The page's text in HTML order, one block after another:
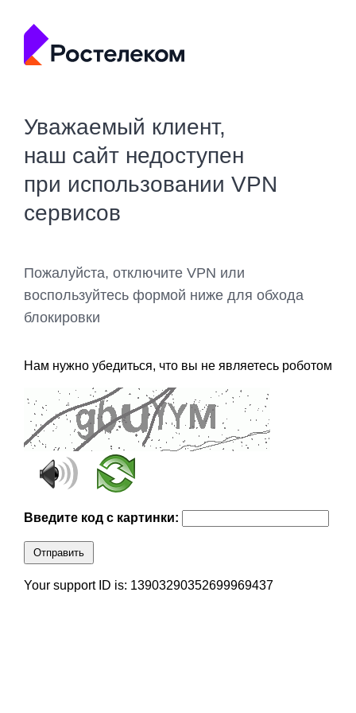
Уважаемый клиент,
наш сайт недоступен
при использовании VPN
сервисов
Пожалуйста, отключите VPN или
воспользуйтесь формой ниже для обхода
блокировки
Нам нужно убедиться, что вы не являетесь роботом
Введите код с картинки:
Отправить
Your support ID is: 13903290352699969437